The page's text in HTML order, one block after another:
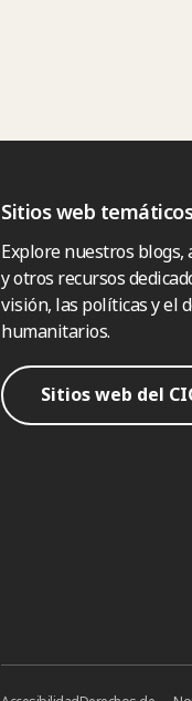
Sitios web
Explore nuestros blogs,
y otros recursos
visión, las políticas y el
humanitarios.
Sitios web del